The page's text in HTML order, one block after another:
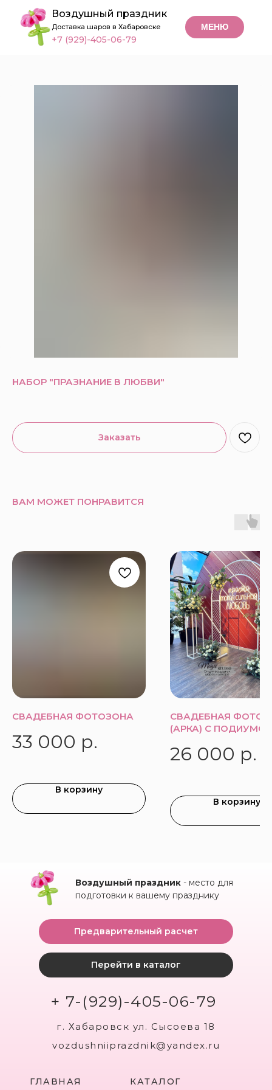
МЕНЮ
Воздушный праздник
Доставка шаров в Хабаровске
+7 (929)-405-06-79
НАБОР "ПРАЗНАНИЕ В ЛЮБВИ"
Заказать
ВАМ МОЖЕТ ПОНРАВИТСЯ
СВАДЕБНАЯ ФОТОЗОНА
33 000 р.
В корзину
СВАДЕБНАЯ
(АРКА) С
26 000 р.
В корзину
Воздушный праздник - место для
подготовки к вашему празднику
ГЛАВНАЯ
Перейти в каталог
Предварительный расчет
+ 7-(929)-405-06-79
г. Хабаровск ул. Сысоева 18
vozdushniiprazdnik@yandex.ru
КАТАЛОГ